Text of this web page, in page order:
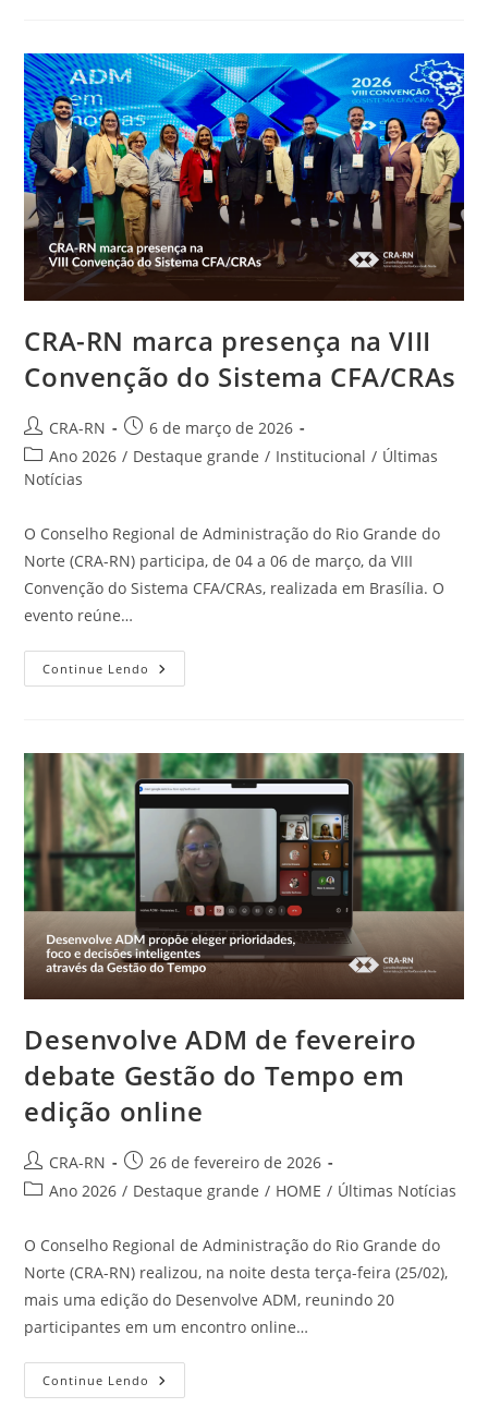
A
Gestão
CRA-RN marca presença na VIII
Convenção do Sistema CFA/CRAs
Autor
do
post:
CRA-RN
Post
publicado:
6 de março de 2026
Categoria
do
Ano 2026 / Destaque grande / Institucional / Últimas
Notícias
O Conselho Regional de Administração do Rio Grande do
Norte (CRA-RN) participa, de 04 a 06 de março, da VIII
Convenção do Sistema CFA/CRAs, realizada em Brasília. O
evento reúne…
Continue Lendo CRA-
RN
Convenção
Do
Sistema
CFA/CRAs
Desenvolve ADM de fevereiro
debate Gestão do Tempo em
edição online
Autor
do
CRA-RN
Post
publicado:
26 de fevereiro de 2026
Categoria
post:
Ano 2026 / Destaque grande / HOME / Últimas Notícias
O Conselho Regional de Administração do Rio Grande do
Norte (CRA-RN) realizou, na noite desta terça-feira (25/02),
mais uma edição do Desenvolve ADM, reunindo 20
participantes em um encontro online…
Continue Lendo Desenvolve
ADM